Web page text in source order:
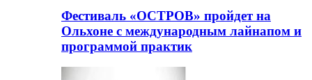
Фестиваль «ОСТРОВ» пройдет на
Ольхоне с международным лайнапом и
программой практик